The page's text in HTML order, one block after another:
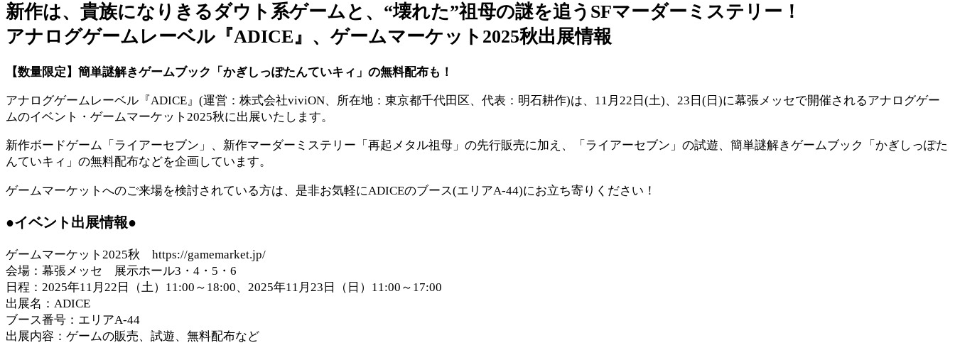
新作は、貴族になりきるダウト系ゲームと、“壊れた”祖母の謎を追うSFマーダーミステリー！
アナログゲームレーベル『ADICE』、ゲームマーケット2025秋出展情報
【数量限定】簡単謎解きゲームブック「かぎしっぽたんていキィ」の無料配布も！
アナログゲームレーベル『ADICE』(運営：株式会社viviON、所在地：東京都千代田区、代表：明石耕作)は、11月22日(土)、23日(日)に幕張メッセで開催されるアナログゲー
ムのイベント・ゲームマーケット2025秋に出展いたします。
新作ボードゲーム「ライアーセブン」、新作マーダーミステリー「再起メタル祖母」の先行販売に加え、「ライアーセブン」の試遊、簡単謎解きゲームブック「かぎしっぽた
んていキィ」の無料配布などを企画しています。
ゲームマーケットへのご来場を検討されている方は、是非お気軽にADICEのブース(エリアA-44)にお立ち寄りください！
●イベント出展情報●
ゲームマーケット2025秋 https://gamemarket.jp/
会場：幕張メッセ 展示ホール3・4・5・6
日程：2025年11月22日（土）11:00～18:00、2025年11月23日（日）11:00～17:00
出展名：ADICE
ブース番号：エリアA-44
出展内容：ゲームの販売、試遊、無料配布など